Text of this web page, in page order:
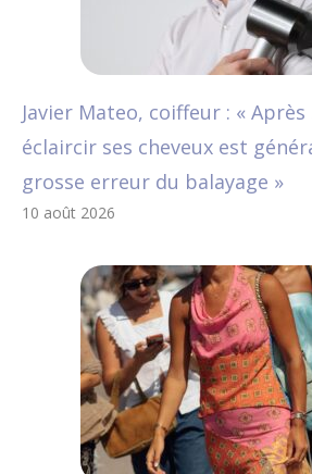
Javier Mateo, coiffeur : «
éclaircir ses cheveux est
grosse erreur du balayage »
10 août 2026